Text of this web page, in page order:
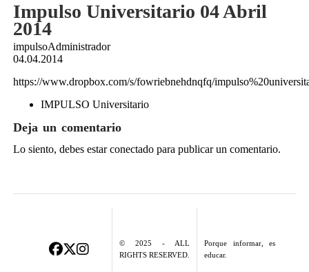
Impulso Universitario 04 Abril
2014
impulsoAdministrador
04.04.2014
https://www.dropbox.com/s/fowriebnehdnqfq/
IMPULSO Universitario
Deja un comentario
Lo siento, debes estarconectadopara publicar un comentario.
© 2025 - ALL
RIGHTS RESERVED.
Porque informar, es
educar.